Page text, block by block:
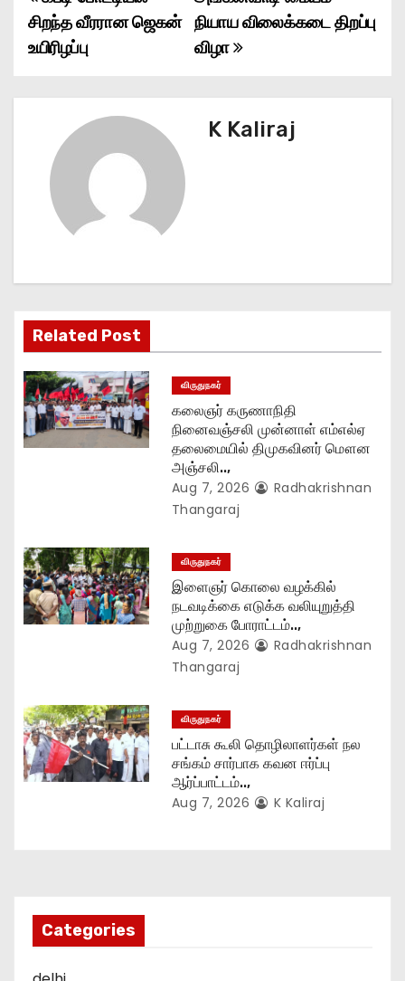
o
a
t
i
o
நியாய விலைக்கடை திறப்பு
விழா
சிறந்த வீரரான ஜெகன்
உயிரிழப்பு
K Kaliraj
Related Post
விருதுநகர்
கலைஞர் கருணாநிதி
நினைவஞ்சலி முன்னாள் எம்எல்ஏ
தலைமையில் திமுகவினர் மௌன
அஞ்சலி..,
Aug 7, 2026
Radhakrishnan
Thangaraj
விருதுநகர்
இளைஞர் கொலை வழக்கில்
நடவடிக்கை எடுக்க வலியுறுத்தி
முற்றுகை போராட்டம்..,
Aug 7, 2026
Radhakrishnan
Thangaraj
விருதுநகர்
பட்டாசு கூலி தொழிலாளர்கள் நல
சங்கம் சார்பாக கவன ஈர்ப்பு
ஆர்ப்பாட்டம்..,
Aug 7, 2026 K Kaliraj
Categories